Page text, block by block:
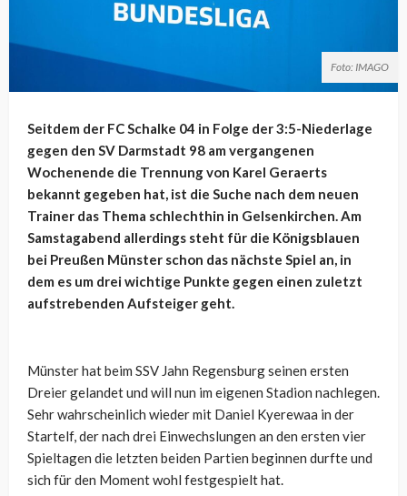
Foto: IMAGO
Seitdem der FC Schalke 04 in Folge der 3:5-Niederlage
gegen den SV Darmstadt 98 am vergangenen
Wochenende die Trennung von Karel Geraerts
bekannt gegeben hat, ist die Suche nach dem neuen
Trainer das Thema schlechthin in Gelsenkirchen. Am
Samstagabend allerdings steht für die Königsblauen
bei Preußen Münster schon das nächste Spiel an, in
dem es um drei wichtige Punkte gegen einen zuletzt
aufstrebenden Aufsteiger geht.
Münster hat beim SSV Jahn Regensburg seinen ersten
Dreier gelandet und will nun im eigenen Stadion nachlegen.
Sehr wahrscheinlich wieder mit Daniel Kyerewaa in der
Startelf, der nach drei Einwechslungen an den ersten vier
Spieltagen die letzten beiden Partien beginnen durfte und
sich für den Moment wohl festgespielt hat.